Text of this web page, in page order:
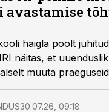
haigla poolt
näitas, et
muuta
ja leida
30.07.26, 09:18